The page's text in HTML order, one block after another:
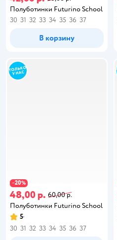
Полуботинки Futurino School
30 31 32 33 34 35 36 37
В корзину
−20%
48,00 р. 60,00 р.
Полуботинки Futurino School
5
30 31 32 33 34 35 36 37